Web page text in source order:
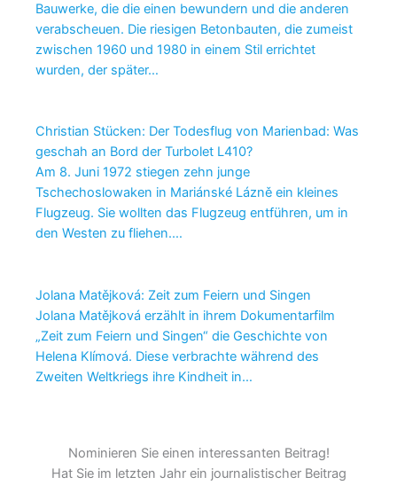
Bauwerke, die die einen bewundern und die anderen
verabscheuen. Die riesigen Betonbauten, die zumeist
zwischen 1960 und 1980 in einem Stil errichtet
wurden, der später…
Christian Stücken: Der Todesflug von Marienbad: Was
geschah an Bord der Turbolet L410?
Am 8. Juni 1972 stiegen zehn junge
Tschechoslowaken in Mariánské Lázně ein kleines
Flugzeug. Sie wollten das Flugzeug entführen, um in
den Westen zu fliehen.…
Jolana Matějková: Zeit zum Feiern und Singen
Jolana Matějková erzählt in ihrem Dokumentarfilm
„Zeit zum Feiern und Singen“ die Geschichte von
Helena Klímová. Diese verbrachte während des
Zweiten Weltkriegs ihre Kindheit in…
Nominieren Sie einen interessanten Beitrag!
Hat Sie im letzten Jahr ein journalistischer Beitrag